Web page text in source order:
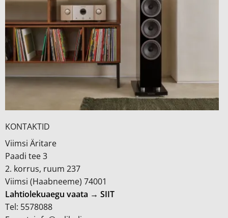
KONTAKTID
Viimsi Äritare
Paadi tee 3
2. korrus, ruum 237
Viimsi (Haabneeme) 74001
Lahtiolekuaegu vaata → SIIT
Tel: 5578088